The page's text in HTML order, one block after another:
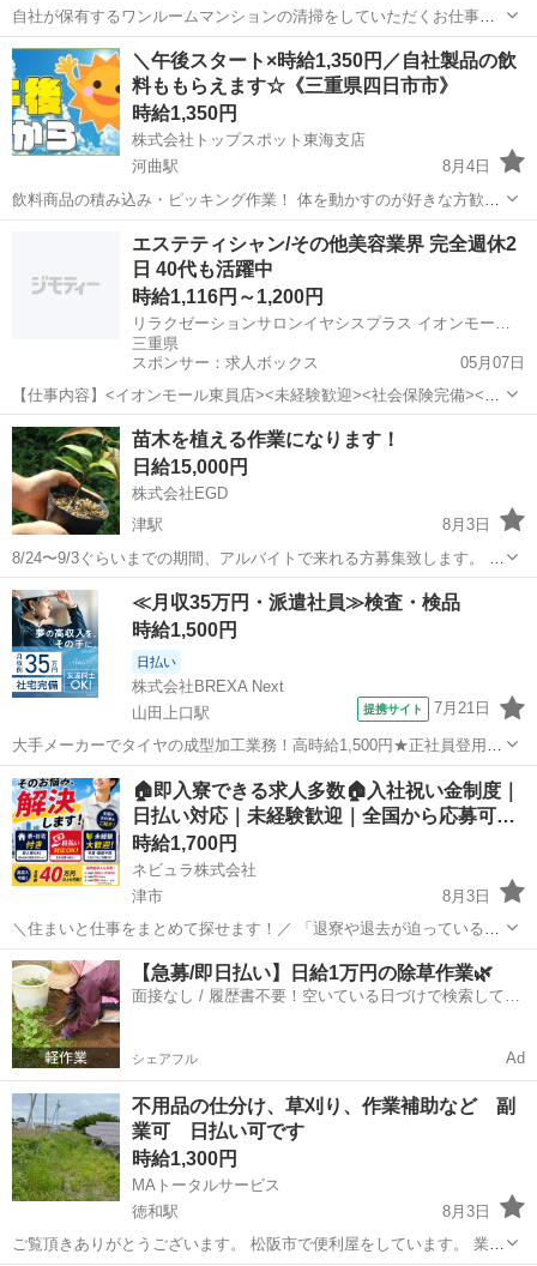
自社が保有するワンルームマンションの清掃をしていただくお仕事で
す！ 入居者が安心して暮らせる場所を提供していきましょう。 ベッド
メイキングや家具に埃はないか、水回りの清掃、ゴミの回収など 部屋
の隅々まで確認してくだ...
三重 四日市市 その他 スタッフ
＼午後スタート×時給1,350円／自社製品の飲
料ももらえます☆《三重県四日市市》
時給1,350円
株式会社トップスポット東海支店
河曲駅
8月4日
飲料商品の積み込み・ピッキング作業！ 体を動かすのが好きな方歓迎
♪ 基本平日勤務で土日休み相談OK！ 長期で安定して働ける人気のお仕
事です◎ 熱中症対策の飲料支給あり！ 【作業内容】ローディング＋ピ
ースピッキン...
エステティシャン/その他美容業界 完全週休2
日 40代も活躍中
時給1,116円～1,200円
リラクゼーションサロンイヤシスプラス イオンモール東員店
三重県
スポンサー：求人ボックス
05月07日
【仕事内容】<イオンモール東員店><未経験歓迎><社会保険完備><土
日どちらか休み可能>お客様の第二の癒しのホーム!地域密着サロン
「リラクゼーションサロンイヤシスプラス イオンモール東員店(リラク
ゼージョンサロンイヤシスプラスイオ...
アルバイト・パート
苗木を植える作業になります！
日給15,000円
株式会社EGD
津駅
8月3日
8/24〜9/3ぐらいまでの期間、アルバイトで来れる方募集致します。 作
業は、ポット苗を植える作業なので、難しい作業ではございません。
また、特に必要な資格等もございません。 暑い中での外仕事ですの
で、体力は必要かなと思い...
三重 津市 津駅 その他
≪月収35万円・派遣社員≫検査・検品
時給1,500円
日払い
株式会社BREXA Next
山田上口駅
提携サイト 7月21日
大手メーカーでタイヤの成型加工業務！高時給1,500円★正社員登用制
度あり！ワンルーム寮完備！マイカー通勤OK！無料駐車場あり！《三
重県伊勢市》 人気の工場のお仕事 ◇タイヤの製造◇ トラック・バ
ス・RV車用を中心とした...
三重 伊勢市 山田上口駅 その他
🏠即入寮できる求人多数🏠入社祝い金制度｜
日払い対応｜未経験歓迎｜全国から応募可…
時給1,700円
ネビュラ株式会社
津市
8月3日
＼住まいと仕事をまとめて探せます！／ 「退寮や退去が迫っている」
「所持金が少なく、生活が不安」 「寮付きの仕事をすぐに始めたい」
「新しい土地で生活を立て直したい」 このようなお悩みを抱えている
方は、一人...
三重 津市 その他 ゴールデンウィーク
【急募/即日払い】日給1万円の除草作業🌿
面接なし / 履歴書不要！空いている日づけで検索して即
シェアフル Ad
不用品の仕分け、草刈り、作業補助など 副
業可 日払い可です
時給1,300円
MAトータルサービス
徳和駅
8月3日
ご覧頂きありがとうございます。 松阪市で便利屋をしています。 業務